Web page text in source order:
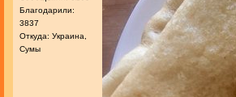
Благодарили:
3837
Откуда: Украина,
Сумы